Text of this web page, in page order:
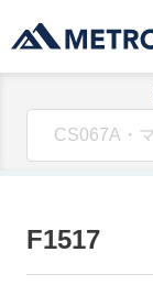
F1517